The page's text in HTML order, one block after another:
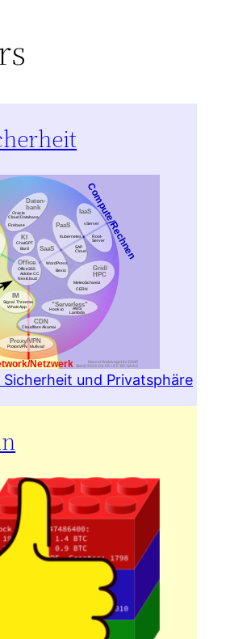
Sicherheit und Privatsphäre